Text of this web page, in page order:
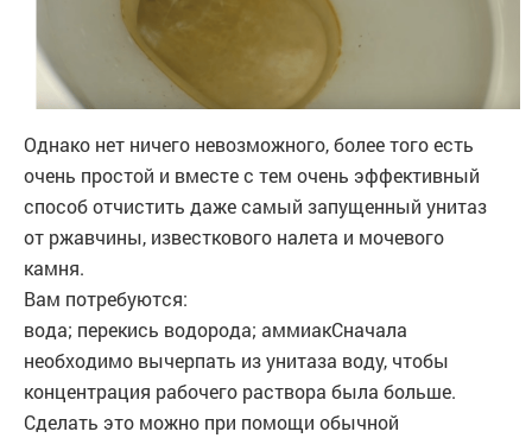
Однако нет ничего невозможного, более того есть
очень простой и вместе с тем очень эффективный
способ отчистить даже самый запущенный унитаз
от ржавчины, известкового налета и мочевого
камня.
Вам потребуются:
вода; перекись водорода; аммиакСначала
необходимо вычерпать из унитаза воду, чтобы
концентрация рабочего раствора была больше.
Сделать это можно при помощи обычной